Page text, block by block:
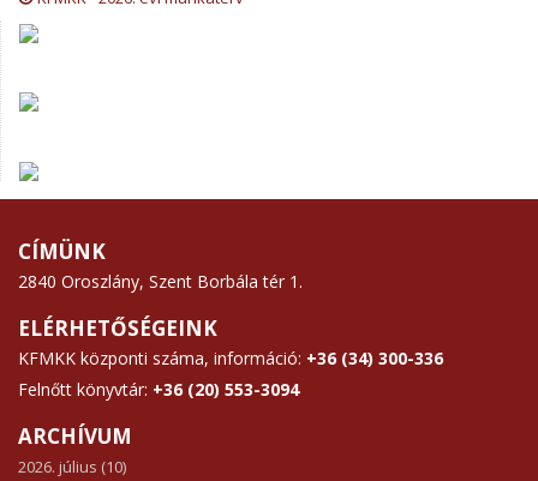
CÍMÜNK
2840 Oroszlány, Szent Borbála tér 1.
ELÉRHETŐSÉGEINK
KFMKK központi száma, információ: +36 (34) 300-336
Felnőtt könyvtár: +36 (20) 553-3094
ARCHÍVUM
2026. július (10)